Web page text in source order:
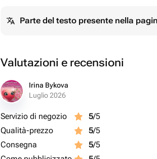
Parte del testo presente nella
Valutazioni e recensioni
Irina Bykova
Luglio 2026
Servizio di negozio 5/5
Qualità-prezzo
5/5
Consegna
5/5